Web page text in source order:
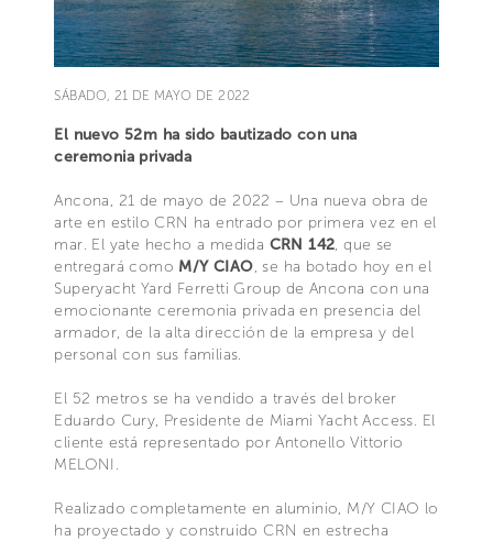
SÁBADO, 21 DE MAYO DE 2022
El nuevo 52m ha sido bautizado con una
ceremonia privada
Ancona, 21 de mayo de 2022 – Una nueva obra de
arte en estilo CRN ha entrado por primera vez en el
mar. El yate hecho a medida CRN 142, que se
entregará como M/Y CIAO, se ha botado hoy en el
Superyacht Yard Ferretti Group de Ancona con una
emocionante ceremonia privada en presencia del
armador, de la alta dirección de la empresa y del
personal con sus familias.
El 52 metros se ha vendido a través del broker
Eduardo Cury, Presidente de Miami Yacht Access. El
cliente está representado por Antonello Vittorio
MELONI.
Realizado completamente en aluminio, M/Y CIAO lo
ha proyectado y construido CRN en estrecha